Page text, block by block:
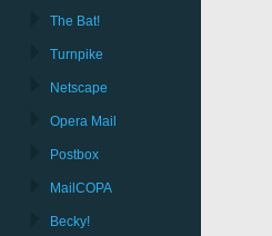
The Bat!
Turnpike
Netscape
Opera Mail
Postbox
MailCOPA
Becky!